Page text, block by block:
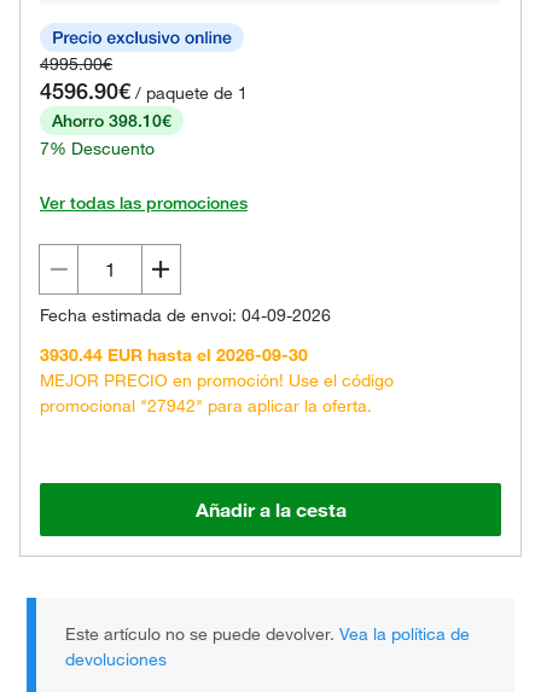
4995.00€
4596.90€ / paquete de 1
Ahorro 398.10€
7% Descuento
Ver todas las promociones
Fecha estimada de envoi: 04-09-2026
3930.44 EUR hasta el 2026-09-30
MEJOR PRECIO en promoción! Use el código
promocional "27942" para aplicar la oferta.
Añadir a la cesta
Este artículo no se puede devolver.Vea la política de
devoluciones